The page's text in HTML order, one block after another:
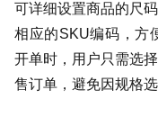
可详细设置商品的尺
相应的SKU编码，方
开单时，用户只需选
售订单，避免因规格